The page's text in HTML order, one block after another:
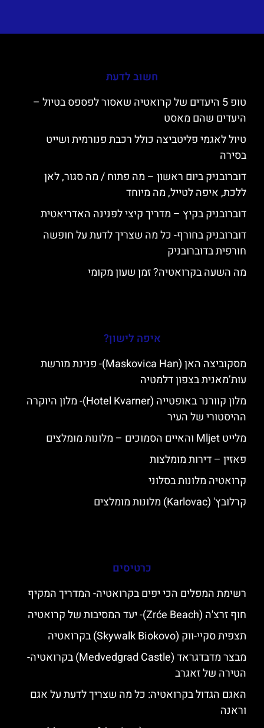
חשוב לדעת
טופ 5 היעדים של קרואטיה שאסור לפספס בטיול –
היעדים שהם מאסט
טיול לאגמי פליטביצה כולל רכבת פנורמית ושייט
בסירה
דוברובניק ביום ראשון – מה פתוח / מה סגור, לאן
ללכת, איפה לטייל, מה מיוחד
דוברובניק בקיץ – מדריך קיצי לפנינה האדריאטית
דוברובניק בחורף- כל מה שצריך לדעת על חופשה
חורפית בדוברובניק
מה השעה בקרואטיה? זמן שעון מקומי
איפה לישון?
מסקוביצה האן (Maskovica Han)- פנינת מורשת
עות’מאנית בצפון דלמטיה
מלון קוורנר באופטייה (Hotel Kvarner)- מלון היוקרה
ההיסטורי של העיר
מלייט Mljet והאיים הסמוכים – מלונות מומלצים
פאזין – דירות מומלצות
קרואטיה מלונות בסלוני
קרלובץ' (Karlovac) מלונות מומלצים
כרטיסים
רשימת המפלים הכי יפים בקרואטיה- המדריך המקיף
חוף זרצ'ה (Zrće Beach)- יעד המסיבות של קרואטיה
תצפית סקיי-ווק (Skywalk Biokovo) בקרואטיה
מבצר מדבדגראד (Medvedgrad Castle) בקרואטיה-
הטירה של זאגרב
האגם הגדול בקרואטיה: כל מה שצריך לדעת על אגם
וראנה